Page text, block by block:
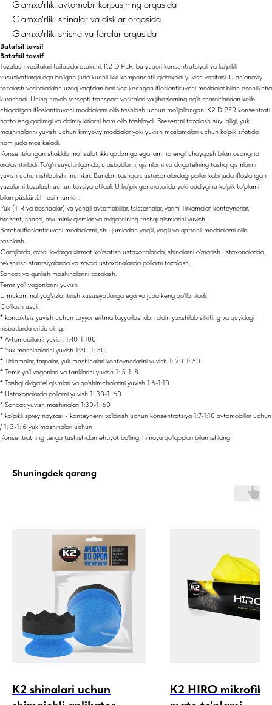
G'amxo'rlik: avtomobil korpusining orqasida
G'amxo'rlik: shinalar va disklar orqasida
G'amxo'rlik: shisha va faralar orqasida
Batafsil tavsif
Batafsil tavsif
Tozalash vositalari toifasida etakchi. K2 DIPER-bu yuqori konsentratsiyali va ko'pikli
xususiyatlarga ega bo'lgan juda kuchli ikki komponentli gidroksidi yuvish vositasi. U an'anaviy
tozalash vositalaridan uzoq vaqtdan beri voz kechgan ifloslantiruvchi moddalar bilan osonlikcha
kurashadi. Uning noyob retsepti transport vositalari va jihozlarning og'ir sharoitlaridan kelib
chiqadigan ifloslantiruvchi moddalarni olib tashlash uchun mo'ljallangan. K2 DIPER konsentrati
hatto eng qadimgi va doimiy kirlarni ham olib tashlaydi. Brezentni tozalash suyuqligi, yuk
mashinalarini yuvish uchun kimyoviy moddalar yoki yuvish moslamalari uchun ko'pik sifatida
ham juda mos keladi.
Konsentrlangan shaklda mahsulot ikki qatlamga ega, ammo engil chayqash bilan osongina
aralashtiriladi. To'g'ri suyultirilganda, u asboblarni, qismlarni va dvigatelning tashqi qismlarini
yuvish uchun ishlatilishi mumkin. Bundan tashqari, ustaxonalardagi pollar kabi juda ifloslangan
yuzalarni tozalash uchun tavsiya etiladi. U ko'pik generatorida yoki oddiygina ko'pik to'plami
bilan püskürtülmesi mumkin.
Yuk (TIR va boshqalar) va yengil avtomobillar, tsisternalar, yarim Tirkamalar, konteynerlar,
brezent, shassi, alyuminiy qismlar va dvigatelning tashqi qismlarini yuvish.
Barcha ifloslantiruvchi moddalarni, shu jumladan yog'li, yog'li va qatronli moddalarni olib
tashlash.
Garajlarda, avtoulovlarga xizmat ko'rsatish ustaxonalarida, shinalarni o'rnatish ustaxonalarida,
tekshirish stantsiyalarida va zavod ustaxonalarida pollarni tozalash.
Sanoat va qurilish mashinalarini tozalash.
Temir yo'l vagonlarini yuvish
U mukammal yog'sizlantirish xususiyatlariga ega va juda keng qo'llaniladi.
Qo'llash usuli:
* kontaktsiz yuvish uchun tayyor eritma tayyorlashdan oldin yaxshilab silkiting va quyidagi
nisbatlarda eritib oling:
* Avtomobillarni yuvish 1:40-1:100
* Yuk mashinalarini yuvish 1:30-1: 50
* Tirkamalar, tarpalar, yuk mashinalari konteynerlarini yuvish 1: 20-1: 50
* Temir yo'l vagonlari va tanklarini yuvish 1: 5-1: 8
* Tashqi dvigatel qismlari va qo'shimchalarini yuvish 1:6-1:10
* Ustaxonalarda pollarni yuvish 1: 30-1: 60
* Sanoat yuvish mashinalari 1:30-1: 60
* ko'pikli sprey nayzasi - konteynerni to'ldirish uchun konsentratsiya 1:7-1:10 avtomobillar uchun
/ 1: 3-1: 6 yuk mashinalari uchun
Konsentratning teriga tushishidan ehtiyot bo'ling, himoya qo'lqoplari bilan ishlang
Shuningdek qarang
K2 shinalari uchun
K2 HIRO